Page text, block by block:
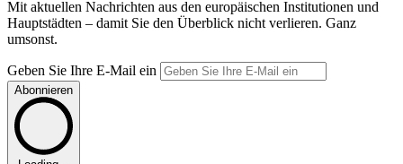
Mit aktuellen Nachrichten aus den europäischen Institutionen und
Hauptstädten – damit Sie den Überblick nicht verlieren. Ganz
umsonst.
Geben Sie Ihre E-Mail ein
Abonnieren